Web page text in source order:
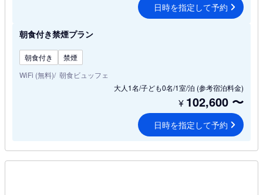
日時を指定して予約
朝食付き禁煙プラン
朝食付き
禁煙
WiFi (無料) 朝食ビュッフェ
大人1名/子ども0名/1室/泊 (参考宿泊料金)
¥ 102,600 〜
日時を指定して予約